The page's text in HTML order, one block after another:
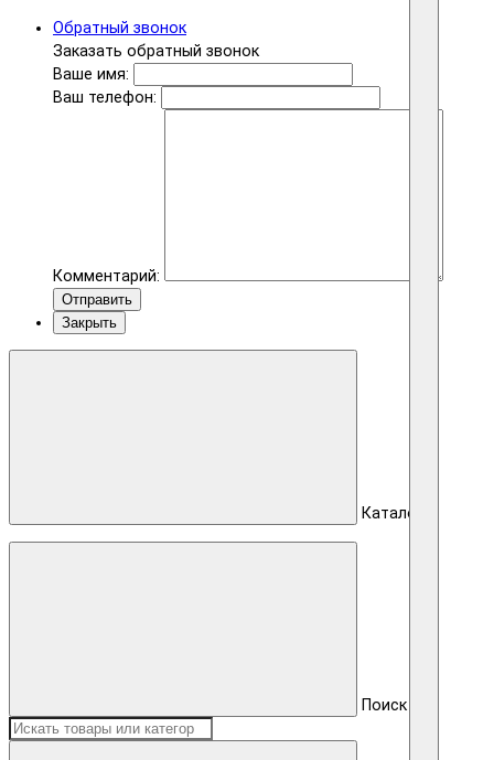
Обратный звонок
Заказать обратный звонок
Ваше имя:
Ваш телефон:
Комментарий:
Отправить
Закрыть
Каталог
Поиск